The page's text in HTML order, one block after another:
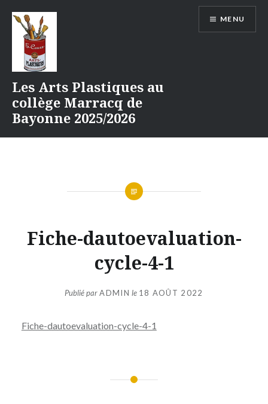
contenu
Les Arts Plastiques au
collège Marracq de
Bayonne 2025/2026
MENU
Fiche-dautoevaluation-
cycle-4-1
Publié parADMIN le 18 AOÛT 2022
Fiche-dautoevaluation-cycle-4-1